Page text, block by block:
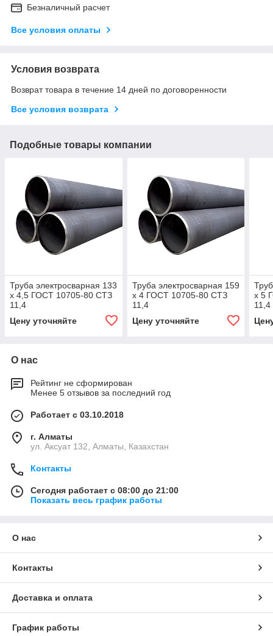
Безналичный расчет
Все условия оплаты
Условия возврата
Возврат товара в течение 14 дней по договоренности
Все условия возврата
Подобные товары компании
Труба электросварная 133
х 4,5 ГОСТ 10705-80 СТЗ
11,4
Цену уточняйте
Труба электросварная 159
х 4 ГОСТ 10705-80 СТЗ
11,4
Цену уточняйте
х 5
11,4
О нас
Рейтинг не сформирован
Менее 5 отзывов за последний год
Работает с 03.10.2018
г. Алматы
ул. Аксуат 132, Алматы, Казахстан
Контакты
Сегодня работает с 08:00 до 21:00
Показать весь график работы
О нас
Контакты
Доставка и оплата
График работы